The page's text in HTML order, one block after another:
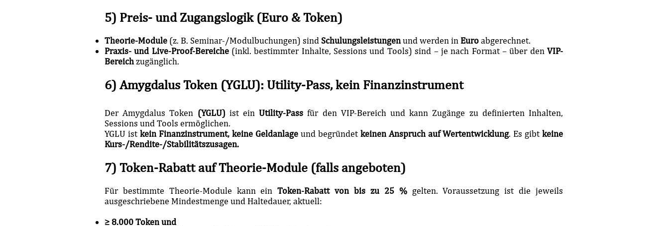
5) Preis- und Zugangslogik (Euro & Token)
Theorie-Module (z. B. Seminar-/Modulbuchungen) sind Schulungsleistungenund werden in Euroabgerechnet.
Praxis- und Live-Proof-Bereiche(inkl. bestimmter Inhalte, Sessions und Tools) sind – je nach Format – über denVIP-
Bereichzugänglich.
6) Amygdalus Token (YGLU): Utility-Pass, kein Finanzinstrument
Der Amygdalus Token (YGLU) ist einUtility-Pass für den VIP-Bereich und kann Zugänge zu definierten Inhalten,
Sessions und Tools ermöglichen.
YGLU ist kein Finanzinstrument, keine Geldanlage und begründet keinen Anspruch auf Wertentwicklung. Es gibt keine
Kurs-/Rendite-/Stabilitätszusagen.
7) Token-Rabatt auf Theorie-Module (falls angeboten)
Für bestimmte Theorie-Module kann einToken-Rabatt von bis zu 25 %gelten. Voraussetzung ist die jeweils
ausgeschriebene Mindestmenge und Haltedauer, aktuell:
≥ 8.000 Token und